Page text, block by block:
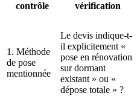
contrôle
vérification
1. Méthode
de pose
mentionnée
Le devis indique-t-
il explicitement «
pose en rénovation
sur dormant
existant » ou «
dépose totale » ?